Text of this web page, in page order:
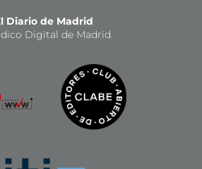
Diario de Madrid
Digital de Madrid.